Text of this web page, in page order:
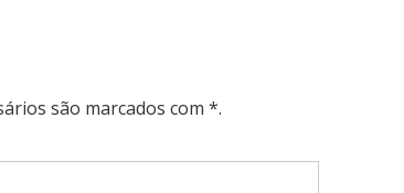
são marcados com *.